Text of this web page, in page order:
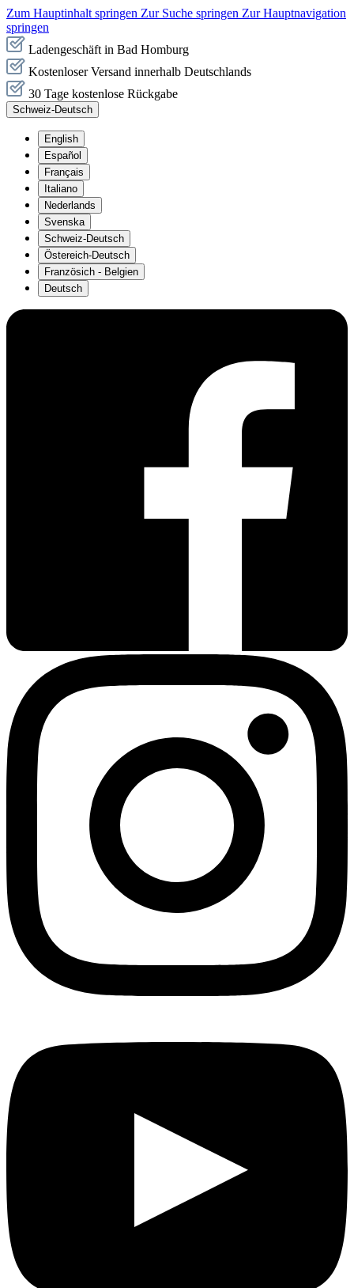
Zum Hauptinhalt springen Zur Suche springen Zur Hauptnavigation
springen
Ladengeschäft in Bad Homburg
Kostenloser Versand innerhalb Deutschlands
30 Tage kostenlose Rückgabe
Schweiz-Deutsch
English
Español
Français
Italiano
Nederlands
Svenska
Schweiz-Deutsch
Östereich-Deutsch
Französich - Belgien
Deutsch